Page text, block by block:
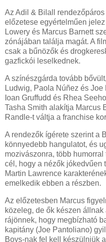
Az Adil & Bilall
előzetese egyértelműen
Lowery és Marcus Barnett
zónájában találja magát. A
csak a bűnözők és
gazfickói leselkednek.
A színészgárda tovább
Ludwig, Paola Núñez és
Ioan Gruffudd és Rhea
Tasha Smith alakítja Marcus
Randle-t váltja a franchise
A rendezők ígérete szerint a
könnyedebb hangulatot, és
mozivászonra, több
cél, hogy a nézők jókedvűen
Martin Lawrence
emelkedik ebben a részben.
Az előzetesben Marcus
közeleg, de ők készen
rájönnek, hogy megbízható
kapitány (Joe Pantoliano)
Boys-nak fel kell készülniük